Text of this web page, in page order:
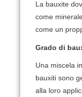
La bauxite
come
come un
Grado di
Una miscela
bauxiti sono
alla loro